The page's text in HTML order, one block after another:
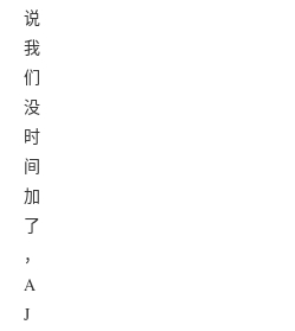
说
我
们
没
时
间
加
了
，
A
J